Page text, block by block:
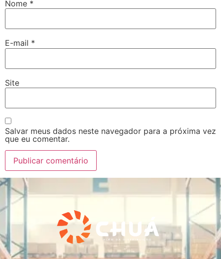
Nome *
E-mail *
Site
Salvar meus dados neste navegador para a próxima vez
que eu comentar.